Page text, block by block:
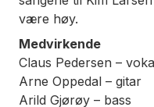
være høy.
Medvirkende
Claus Pedersen –
Arne Oppedal – gitar
Arild Gjørøy – bass